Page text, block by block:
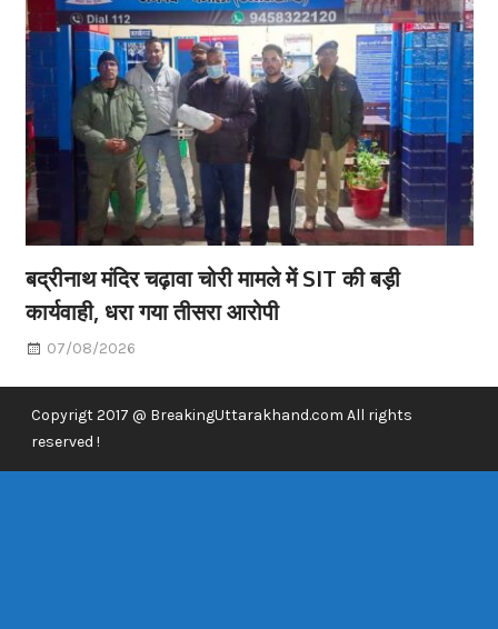
बद्रीनाथ मंदिर चढ़ावा चोरी मामले में SIT की बड़ी
कार्यवाही, धरा गया तीसरा आरोपी
07/08/2026
Copyrigt 2017 @ BreakingUttarakhand.com All rights
reserved !